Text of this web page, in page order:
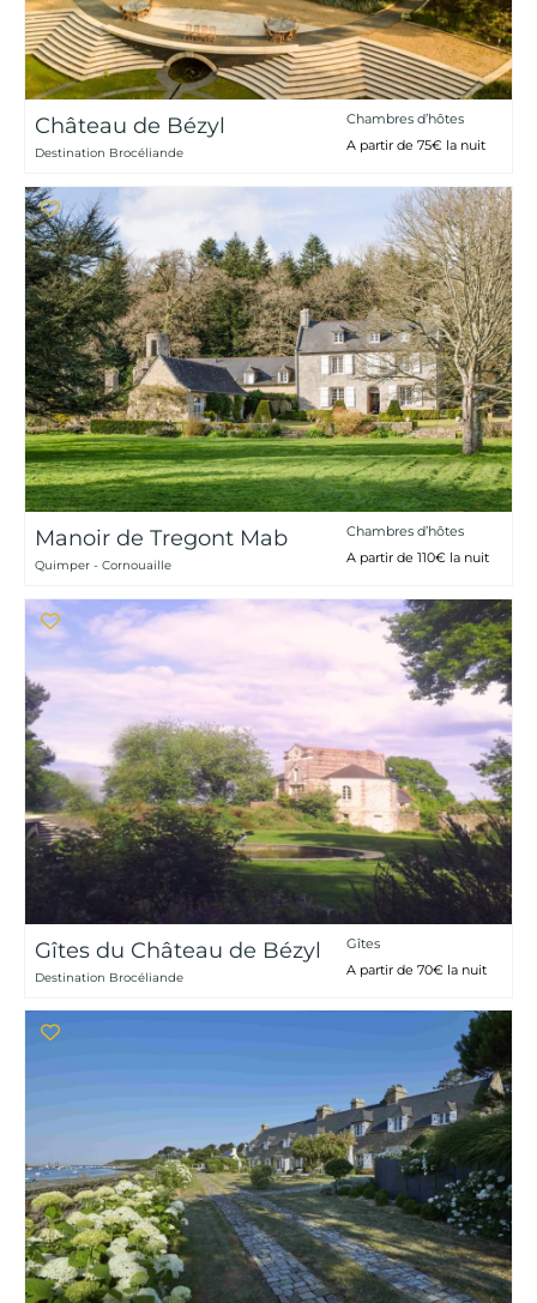
Château de Bézyl
Destination Brocéliande
Chambres d’hôtes
A partir de 75€ la nuit
Manoir de Tregont Mab
Quimper - Cornouaille
Chambres d’hôtes
A partir de 110€ la nuit
Gîtes du Château de Bézyl
Destination Brocéliande
Gîtes
A partir de 70€ la nuit